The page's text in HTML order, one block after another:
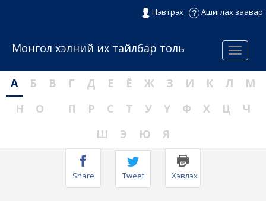
Нэвтрэх Ашиглах заавар
Menu
Монгол хэлний их тайлбар толь
А Б В Г Д Е Ё Ж З И К Л
М
Н
О П Р С Т У Ү Ф Х Ц
Ч
Ш
Э Ю Я
Share Tweet Хэвлэх